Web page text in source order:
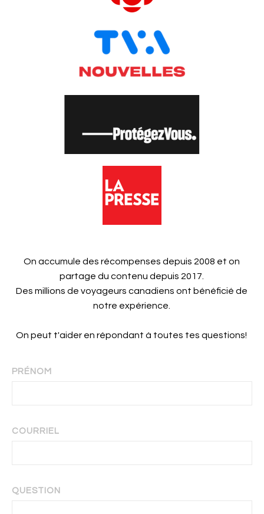
On accumule des récompenses depuis 2008 et on
partage du contenu depuis 2017.
Des millions de voyageurs canadiens ont bénéficié de
notre expérience.
On peut t'aider en répondant à toutes tes questions!
PRÉNOM
COURRIEL
QUESTION